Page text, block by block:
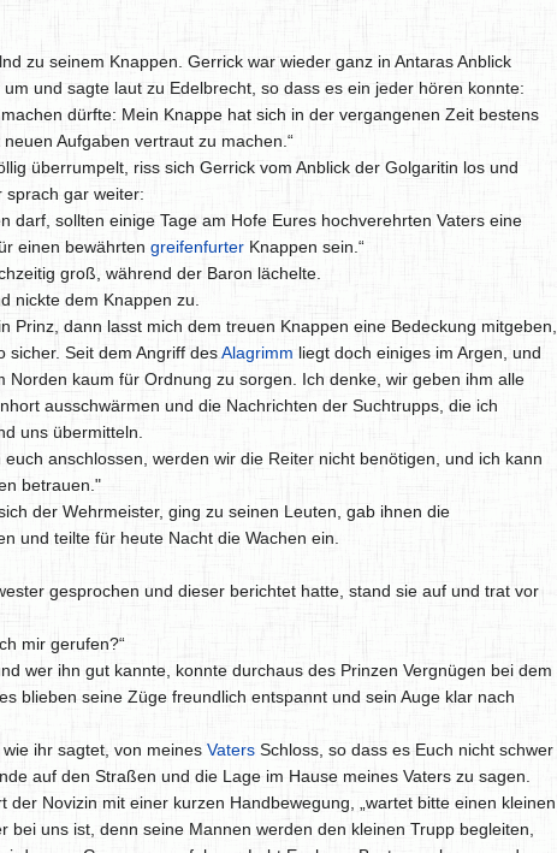
zu seinem Knappen. Gerrick war wieder ganz in Antaras Anblick
und sagte laut zu Edelbrecht, so dass es ein jeder hören konnte:
dürfte: Mein Knappe hat sich in der vergangenen Zeit bestens
Aufgaben vertraut zu machen.“
überrumpelt, riss sich Gerrick vom Anblick der Golgaritin los und
sprach gar weiter:
darf, sollten einige Tage am Hofe Eures hochverehrten Vaters eine
einen bewährten greifenfurter Knappen sein.“
groß, während der Baron lächelte.
nickte dem Knappen zu.
Prinz, dann lasst mich dem treuen Knappen eine Bedeckung mitgeben,
sicher. Seit dem Angriff desAlagrimm liegt doch einiges im Argen, und
Norden kaum für Ordnung zu sorgen. Ich denke, wir geben ihm alle
ausschwärmen und die Nachrichten der Suchtrupps, die ich
uns übermitteln.
anschlossen, werden wir die Reiter nicht benötigen, und ich kann
betrauen."
der Wehrmeister, ging zu seinen Leuten, gab ihnen die
und teilte für heute Nacht die Wachen ein.
gesprochen und dieser berichtet hatte, stand sie auf und trat vor
mir gerufen?“
wer ihn gut kannte, konnte durchaus des Prinzen Vergnügen bei dem
blieben seine Züge freundlich entspannt und sein Auge klar nach
ihr sagtet, von meines Vaters Schloss, so dass es Euch nicht schwer
auf den Straßen und die Lage im Hause meines Vaters zu sagen.
der Novizin mit einer kurzen Handbewegung, „wartet bitte einen kleinen
bei uns ist, denn seine Mannen werden den kleinen Trupp begleiten,